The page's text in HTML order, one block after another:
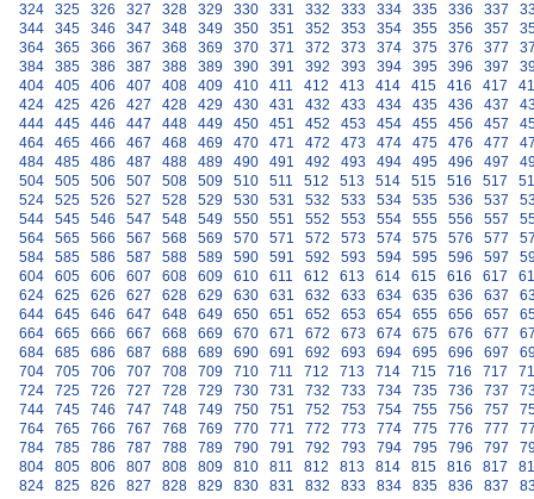
324
325 326 327 328 329 330 331 332 333 334 335 336 337
344
345 346 347 348 349 350 351 352 353 354 355 356 357
364
365 366 367 368 369 370 371 372 373 374 375 376 377
384
385 386 387 388 389 390 391 392 393 394 395 396 397
404
405 406 407 408 409 410 411 412 413 414 415 416 417
424
425 426 427 428 429 430 431 432 433 434 435 436 437
444
445 446 447 448 449 450 451 452 453 454 455 456 457
464
465 466 467 468 469 470 471 472 473 474 475 476 477
484
485 486 487 488 489 490 491 492 493 494 495 496 497
504
505 506 507 508 509 510 511 512 513 514 515 516 517
524
525 526 527 528 529 530 531 532 533 534 535 536 537
544
545 546 547 548 549 550 551 552 553 554 555 556 557
564
565 566 567 568 569 570 571 572 573 574 575 576 577
584
585 586 587 588 589 590 591 592 593 594 595 596 597
604
605 606 607 608 609 610 611 612 613 614 615 616 617
624
625 626 627 628 629 630 631 632 633 634 635 636 637
644
645 646 647 648 649 650 651 652 653 654 655 656 657
664
665 666 667 668 669 670 671 672 673 674 675 676 677
684
685 686 687 688 689 690 691 692 693 694 695 696 697
704
705 706 707 708 709 710 711 712 713 714 715 716 717
724
725 726 727 728 729 730 731 732 733 734 735 736 737
744
745 746 747 748 749 750 751 752 753 754 755 756 757
764
765 766 767 768 769 770 771 772 773 774 775 776 777
784
785 786 787 788 789 790 791 792 793 794 795 796 797
804
805 806 807 808 809 810 811 812 813 814 815 816 817
824
825 826 827 828 829 830 831 832 833 834 835 836 837